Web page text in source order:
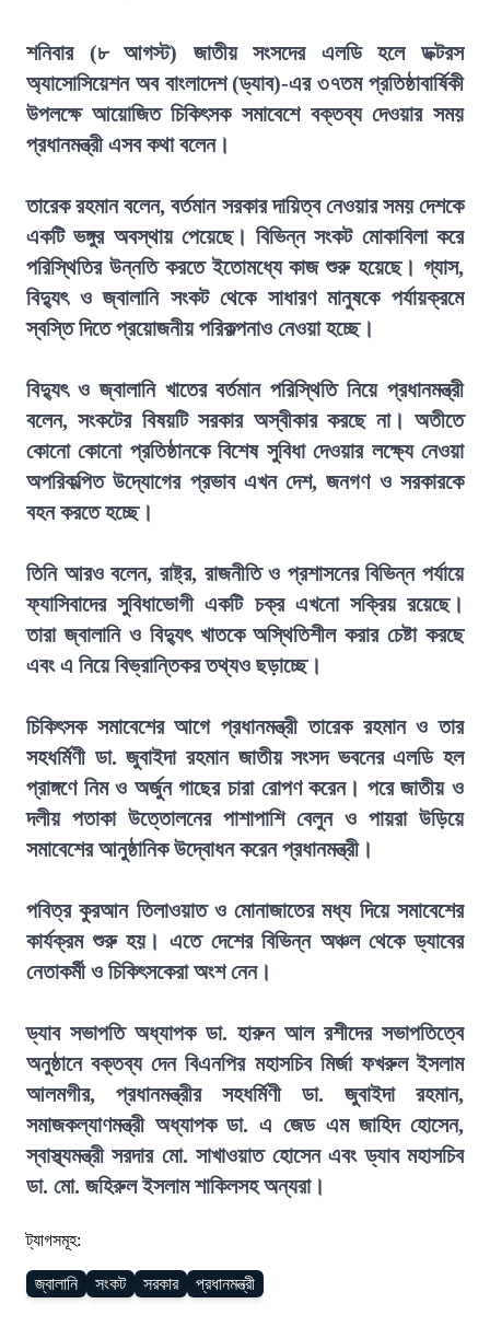
শনিবার (৮ আগস্ট) জাতীয় সংসদের এলডি হলে ডক্টরস
অ্যাসোসিয়েশন অব বাংলাদেশ (ড্যাব)-এর ৩৭তম প্রতিষ্ঠাবার্ষিকী
উপলক্ষে আয়োজিত চিকিৎসক সমাবেশে বক্তব্য দেওয়ার সময়
প্রধানমন্ত্রী এসব কথা বলেন।
তারেক রহমান বলেন, বর্তমান সরকার দায়িত্ব নেওয়ার সময় দেশকে
একটি ভঙ্গুর অবস্থায় পেয়েছে। বিভিন্ন সংকট মোকাবিলা করে
পরিস্থিতির উন্নতি করতে ইতোমধ্যে কাজ শুরু হয়েছে। গ্যাস,
বিদ্যুৎ ও জ্বালানি সংকট থেকে সাধারণ মানুষকে পর্যায়ক্রমে
স্বস্তি দিতে প্রয়োজনীয় পরিকল্পনাও নেওয়া হচ্ছে।
বিদ্যুৎ ও জ্বালানি খাতের বর্তমান পরিস্থিতি নিয়ে প্রধানমন্ত্রী
বলেন, সংকটের বিষয়টি সরকার অস্বীকার করছে না। অতীতে
কোনো কোনো প্রতিষ্ঠানকে বিশেষ সুবিধা দেওয়ার লক্ষ্যে নেওয়া
অপরিকল্পিত উদ্যোগের প্রভাব এখন দেশ, জনগণ ও সরকারকে
বহন করতে হচ্ছে।
তিনি আরও বলেন, রাষ্ট্র, রাজনীতি ও প্রশাসনের বিভিন্ন পর্যায়ে
ফ্যাসিবাদের সুবিধাভোগী একটি চক্র এখনো সক্রিয় রয়েছে।
তারা জ্বালানি ও বিদ্যুৎ খাতকে অস্থিতিশীল করার চেষ্টা করছে
এবং এ নিয়ে বিভ্রান্তিকর তথ্যও ছড়াচ্ছে।
চিকিৎসক সমাবেশের আগে প্রধানমন্ত্রী তারেক রহমান ও তার
সহধর্মিণী ডা. জুবাইদা রহমান জাতীয় সংসদ ভবনের এলডি হল
প্রাঙ্গণে নিম ও অর্জুন গাছের চারা রোপণ করেন। পরে জাতীয় ও
দলীয় পতাকা উত্তোলনের পাশাপাশি বেলুন ও পায়রা উড়িয়ে
সমাবেশের আনুষ্ঠানিক উদ্বোধন করেন প্রধানমন্ত্রী।
পবিত্র কুরআন তিলাওয়াত ও মোনাজাতের মধ্য দিয়ে সমাবেশের
কার্যক্রম শুরু হয়। এতে দেশের বিভিন্ন অঞ্চল থেকে ড্যাবের
নেতাকর্মী ও চিকিৎসকেরা অংশ নেন।
ড্যাব সভাপতি অধ্যাপক ডা. হারুন আল রশীদের সভাপতিত্বে
অনুষ্ঠানে বক্তব্য দেন বিএনপির মহাসচিব মির্জা ফখরুল ইসলাম
আলমগীর, প্রধানমন্ত্রীর সহধর্মিণী ডা. জুবাইদা রহমান,
সমাজকল্যাণমন্ত্রী অধ্যাপক ডা. এ জেড এম জাহিদ হোসেন,
স্বাস্থ্যমন্ত্রী সরদার মো. সাখাওয়াত হোসেন এবং ড্যাব মহাসচিব
ডা. মো. জহিরুল ইসলাম শাকিলসহ অন্যরা।
ট্যাগসমূহ:
জ্বালানি সংকট সরকার প্রধানমন্ত্রী